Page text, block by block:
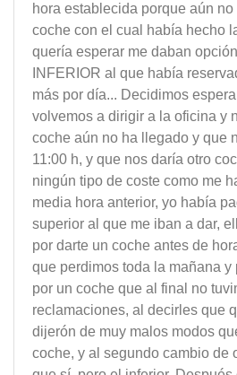
hora establecida porque aún no
coche con el cual había hecho
quería esperar me daban
INFERIOR al que había
más por día... Decidimos
volvemos a dirigir a la oficina y
coche aún no ha llegado y que
11:00 h, y que nos daría otro
ningún tipo de coste como me
media hora anterior, yo había
superior al que me iban a dar,
por darte un coche antes de
que perdimos toda la mañana
por un coche que al final no
reclamaciones, al decirles que
dijerón de muy malos modos
coche, y al segundo cambio de